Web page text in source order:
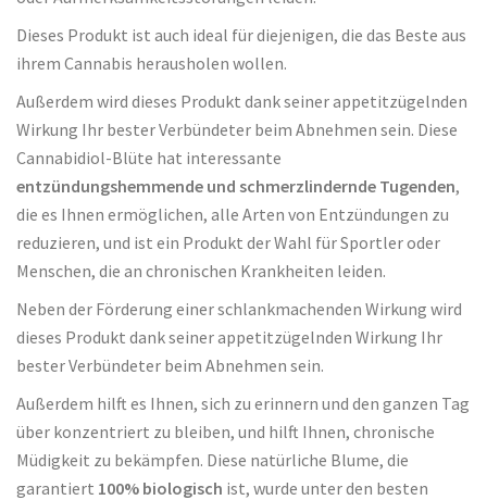
Dieses Produkt ist auch ideal für diejenigen, die das Beste aus
ihrem Cannabis herausholen wollen.
Außerdem wird dieses Produkt dank seiner appetitzügelnden
Wirkung Ihr bester Verbündeter beim Abnehmen sein. Diese
Cannabidiol-Blüte hat interessante
entzündungshemmende und schmerzlindernde Tugenden,
die es Ihnen ermöglichen, alle Arten von Entzündungen zu
reduzieren, und ist ein Produkt der Wahl für Sportler oder
Menschen, die an chronischen Krankheiten leiden.
Neben der Förderung einer schlankmachenden Wirkung wird
dieses Produkt dank seiner appetitzügelnden Wirkung Ihr
bester Verbündeter beim Abnehmen sein.
Außerdem hilft es Ihnen, sich zu erinnern und den ganzen Tag
über konzentriert zu bleiben, und hilft Ihnen, chronische
Müdigkeit zu bekämpfen. Diese natürliche Blume, die
garantiert 100% biologisch ist, wurde unter den besten